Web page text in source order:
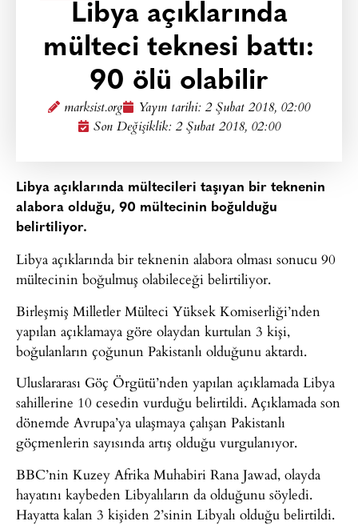
Libya açıklarında
mülteci teknesi battı:
90 ölü olabilir
marksist.org Yayın tarihi: 2 Şubat 2018, 02:00
Son Değişiklik: 2 Şubat 2018, 02:00
Libya açıklarında mültecileri taşıyan bir teknenin
alabora olduğu, 90 mültecinin boğulduğu
belirtiliyor.
Libya açıklarında bir teknenin alabora olması sonucu 90
mültecinin boğulmuş olabileceği belirtiliyor.
Birleşmiş Milletler Mülteci Yüksek Komiserliği’nden
yapılan açıklamaya göre olaydan kurtulan 3 kişi,
boğulanların çoğunun Pakistanlı olduğunu aktardı.
Uluslararası Göç Örgütü’nden yapılan açıklamada Libya
sahillerine 10 cesedin vurduğu belirtildi. Açıklamada son
dönemde Avrupa’ya ulaşmaya çalışan Pakistanlı
göçmenlerin sayısında artış olduğu vurgulanıyor.
BBC’nin Kuzey Afrika Muhabiri Rana Jawad, olayda
hayatını kaybeden Libyalıların da olduğunu söyledi.
Hayatta kalan 3 kişiden 2’sinin Libyalı olduğu belirtildi.